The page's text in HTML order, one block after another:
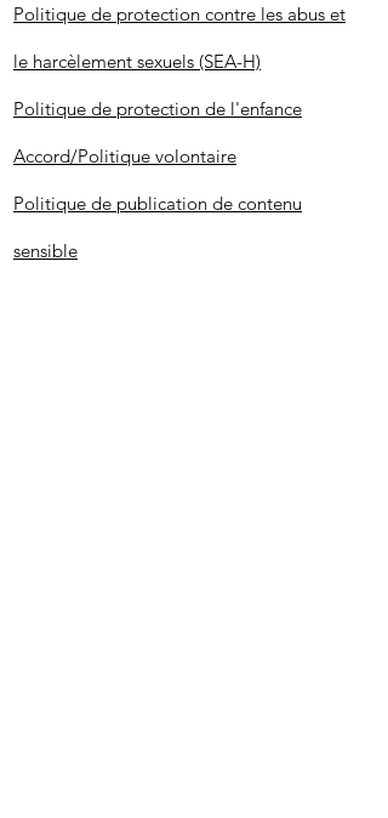
Politique de protection contre les abus et
le harcèlement sexuels (SEA-H)
Politique de protection de l'enfance
Accord/Politique volontaire
Politique de publication de contenu
sensible